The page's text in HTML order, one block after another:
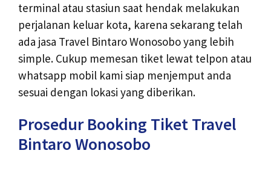
terminal atau stasiun saat hendak melakukan
perjalanan keluar kota, karena sekarang telah
ada jasa Travel Bintaro Wonosobo yang lebih
simple. Cukup memesan tiket lewat telpon atau
whatsapp mobil kami siap menjemput anda
sesuai dengan lokasi yang diberikan.
Prosedur Booking Tiket Travel
Bintaro Wonosobo